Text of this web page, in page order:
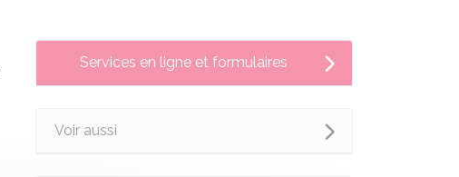
Services en ligne et formulaires
Voir aussi